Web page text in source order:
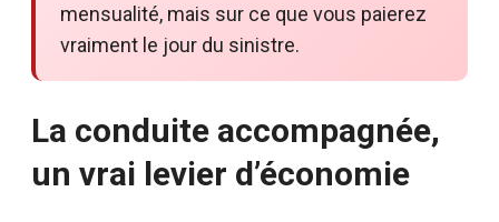
mensualité, mais sur ce que vous paierez
vraiment le jour du sinistre.
La conduite accompagnée,
un vrai levier d’économie